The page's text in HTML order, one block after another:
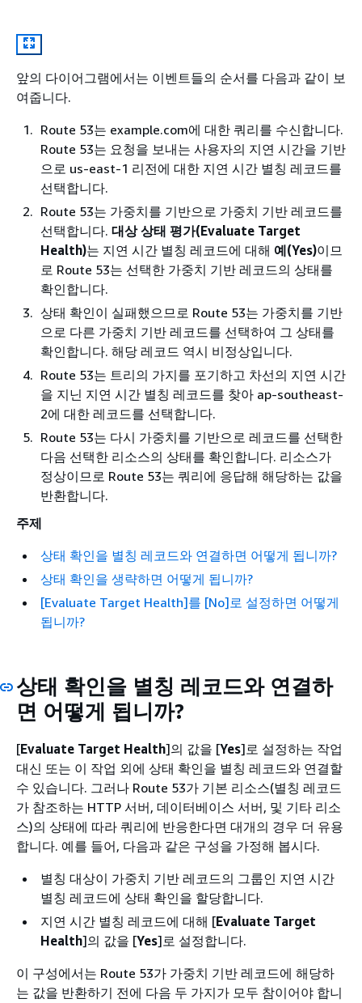
앞의 다이어그램에서는 이벤트들의 순서를 다음과 같이 보
여줍니다.
Route 53는 example.com에 대한 쿼리를 수신합니다.
Route 53는 요청을 보내는 사용자의 지연 시간을 기반
으로 us-east-1 리전에 대한 지연 시간 별칭 레코드를
선택합니다.
Route 53는 가중치를 기반으로 가중치 기반 레코드를
선택합니다. 대상 상태 평가(Evaluate Target
Health)는 지연 시간 별칭 레코드에 대해 예(Yes)이므
로 Route 53는 선택한 가중치 기반 레코드의 상태를
확인합니다.
상태 확인이 실패했으므로 Route 53는 가중치를 기반
으로 다른 가중치 기반 레코드를 선택하여 그 상태를
확인합니다. 해당 레코드 역시 비정상입니다.
Route 53는 트리의 가지를 포기하고 차선의 지연 시간
을 지닌 지연 시간 별칭 레코드를 찾아 ap-southeast-
2에 대한 레코드를 선택합니다.
Route 53는 다시 가중치를 기반으로 레코드를 선택한
다음 선택한 리소스의 상태를 확인합니다. 리소스가
정상이므로 Route 53는 쿼리에 응답해 해당하는 값을
반환합니다.
주제
상태 확인을 별칭 레코드와 연결하면 어떻게 됩니까?
상태 확인을 생략하면 어떻게 됩니까?
[Evaluate Target Health]를 [No]로 설정하면 어떻게
됩니까?
상태 확인을 별칭 레코드와 연결하
면 어떻게 됩니까?
[Evaluate Target Health]의 값을 [Yes]로 설정하는 작업
대신 또는 이 작업 외에 상태 확인을 별칭 레코드와 연결할
수 있습니다. 그러나 Route 53가 기본 리소스(별칭 레코드
가 참조하는 HTTP 서버, 데이터베이스 서버, 및 기타 리소
스)의 상태에 따라 쿼리에 반응한다면 대개의 경우 더 유용
합니다. 예를 들어, 다음과 같은 구성을 가정해 봅시다.
별칭 대상이 가중치 기반 레코드의 그룹인 지연 시간
별칭 레코드에 상태 확인을 할당합니다.
지연 시간 별칭 레코드에 대해 [Evaluate Target
Health]의 값을 [Yes]로 설정합니다.
이 구성에서는 Route 53가 가중치 기반 레코드에 해당하
는 값을 반환하기 전에 다음 두 가지가 모두 참이어야 합니